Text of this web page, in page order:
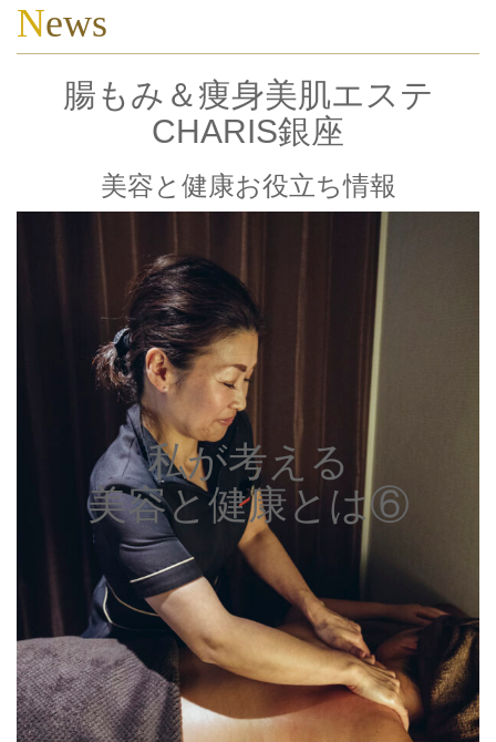
News
腸もみ＆痩身美肌エステ
CHARIS銀座
美容と健康お役立ち情報
私が考える
美容と健康とは⑥